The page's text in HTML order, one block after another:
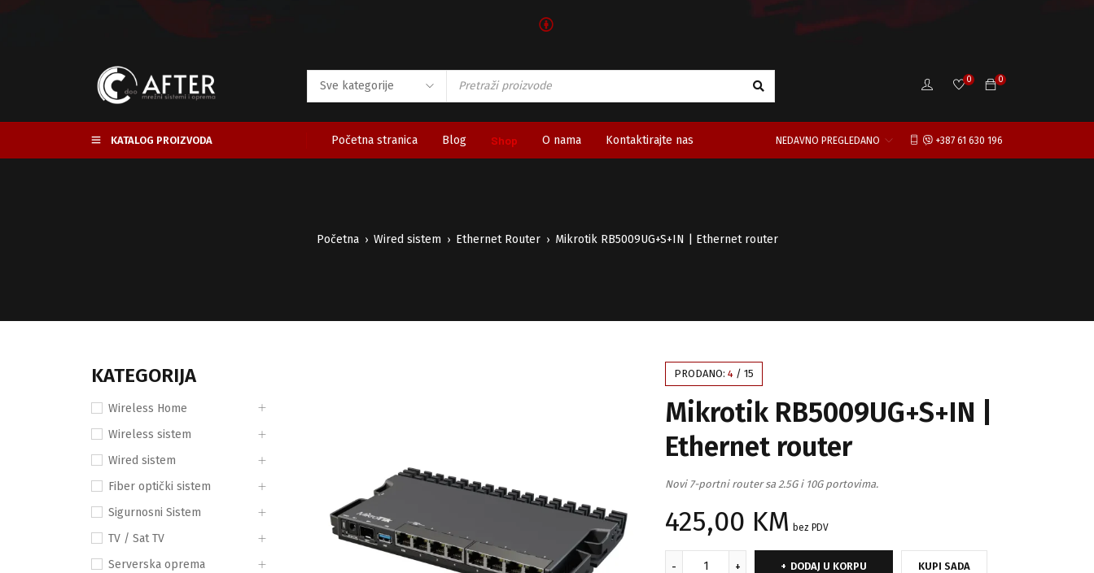
🅯
0
0
KATALOG PROIZVODA Početna stranica Blog Shop O nama Kontaktirajte nas +387 61 630 196
NEDAVNO PREGLEDANO
Početna › Wired sistem › Ethernet Router › Mikrotik RB5009UG+S+IN | Ethernet router
KATEGORIJA
Wireless Home
Wireless sistem
Wired sistem
Fiber optički sistem
Sigurnosni Sistem
TV / Sat TV
Serverska oprema
PRODANO: 4 / 15
Mikrotik RB5009UG+S+IN |
Ethernet router
Novi 7-portni router sa 2.5G i 10G portovima.
425,00 KM bez PDV
DODAJ U KORPU KUPI SADA